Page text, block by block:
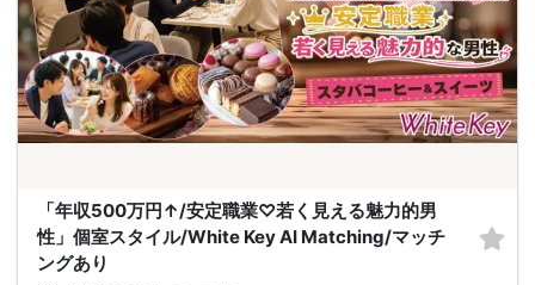
「年収500万円↑/安定職業♡若く見える魅力的男
性」個室スタイル/White Key AI Matching/マッチ
ングあり